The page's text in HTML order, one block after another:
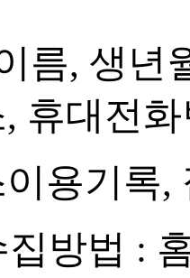
름, 생년
, 휴대전
용기록,
방법 :